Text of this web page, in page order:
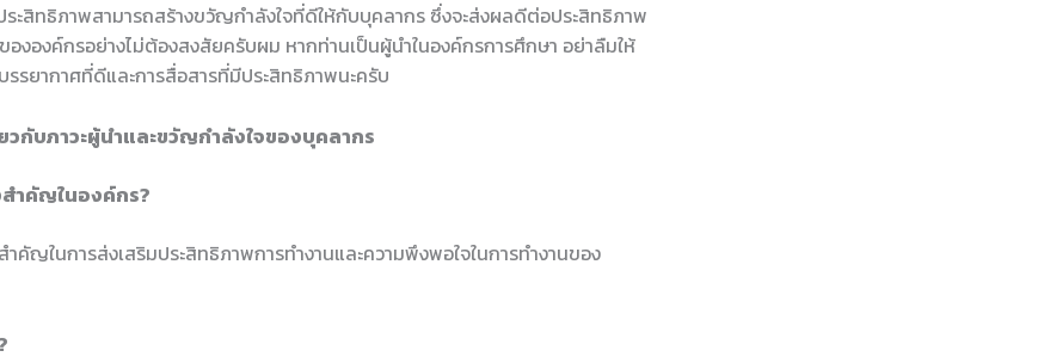
ะสิทธิภาพสามารถสร้างขวัญกำลังใจที่ดีให้กับบุคลากร ซึ่งจะส่งผลดีต่อประสิทธิภาพ
ององค์กรอย่างไม่ต้องสงสัยครับผม หากท่านเป็นผู้นำในองค์กรการศึกษา อย่าลืมให้
รยากาศที่ดีและการสื่อสารที่มีประสิทธิภาพนะครับ
กับภาวะผู้นำและขวัญกำลังใจของบุคลากร
สำคัญในองค์กร?
คัญในการส่งเสริมประสิทธิภาพการทำงานและความพึงพอใจในการทำงานของ